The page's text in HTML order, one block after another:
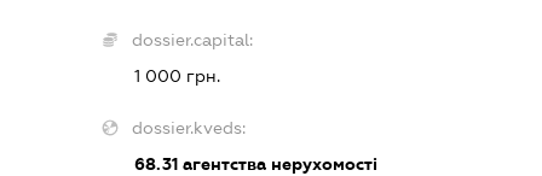
dossier.capital:
1 000 грн.
dossier.kveds:
68.31 агентства нерухомості